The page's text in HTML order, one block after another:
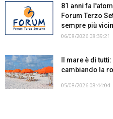
81 anni fa
Forum Terzo
sempre più
06/08/2026 08:39:21
Il mare è di
cambiando la
05/08/2026 08:44:04